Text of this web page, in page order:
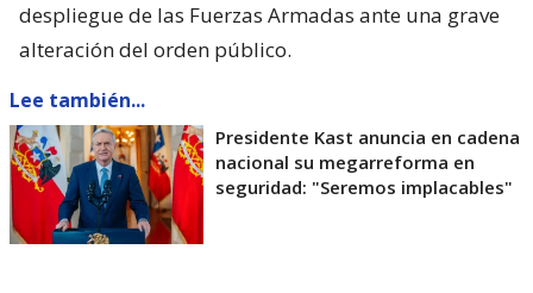
despliegue de las Fuerzas Armadas ante una grave
alteración del orden público.
Lee también...
Presidente Kast anuncia en cadena
nacional su megarreforma en
seguridad: "Seremos implacables"